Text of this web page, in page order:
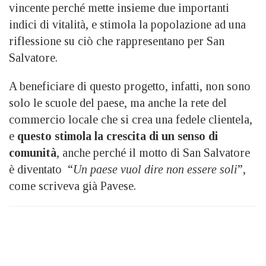
vincente perché mette insieme due importanti
indici di vitalità, e stimola la popolazione ad una
riflessione su ciò che rappresentano per San
Salvatore.
A beneficiare di questo progetto, infatti, non sono
solo le scuole del paese, ma anche la rete del
commercio locale che si crea una fedele clientela,
e questo stimola la crescita di un senso di
comunità, anche perché il motto di San Salvatore
è diventato “Un paese vuol dire non essere soli”,
come scriveva già Pavese.